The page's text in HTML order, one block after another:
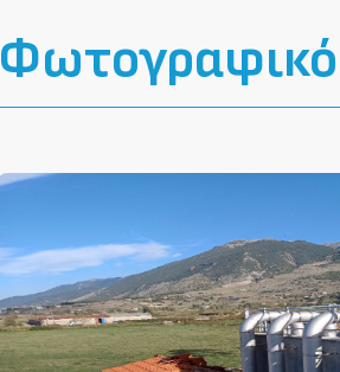
Φωτογραφικό